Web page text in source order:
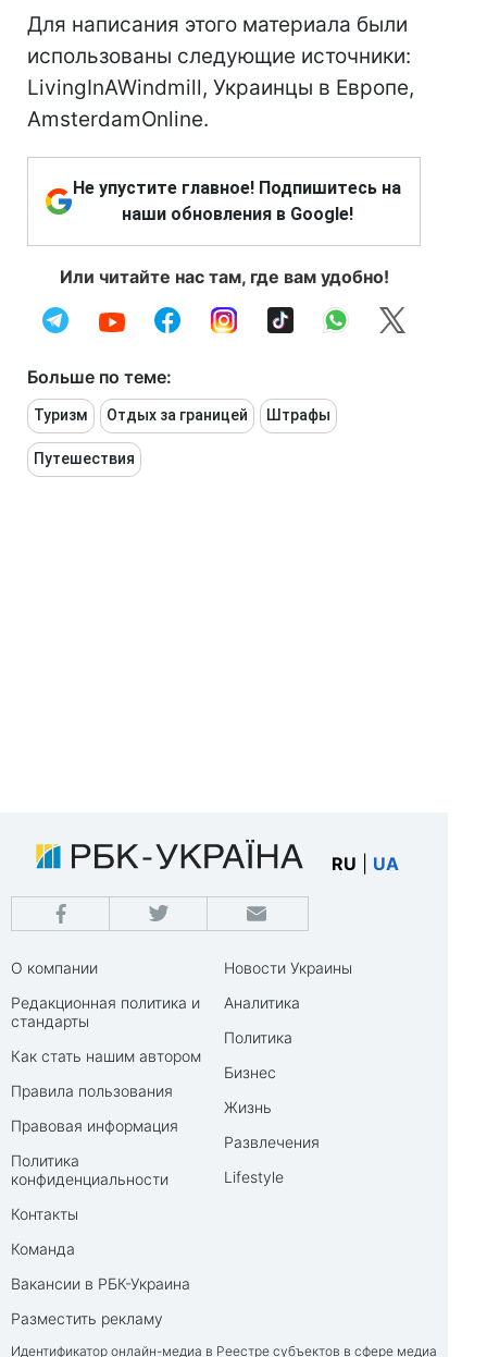
Для написания этого материала были
использованы следующие источники:
LivingInAWindmill, Украинцы в Европе,
AmsterdamOnline.
Не упустите главное! Подпишитесь на
наши обновления в Google!
Или читайте нас там, где вам удобно!
Больше по теме:
Туризм Отдых за границей Штрафы
Путешествия
RU UA
О компании
Редакционная политика и
стандарты
Как стать нашим автором
Правила пользования
Правовая информация
Политика
конфиденциальности
Контакты
Команда
Вакансии в РБК-Украина
Разместить рекламу
Новости Украины
Аналитика
Политика
Бизнес
Жизнь
Развлечения
Lifestyle
Идентификатор онлайн-медиа в Реестре субъектов в сфере медиа